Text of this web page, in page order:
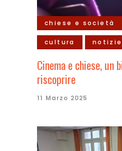
chiese e società
cultura notizie
Cinema e chiese, un
riscoprire
11 Marzo 2025